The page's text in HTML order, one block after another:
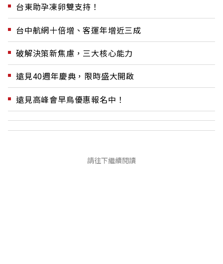
台東助孕凍卵雙支持！
台中航網十倍增、客運年增近三成
破解決策新焦慮，三大核心能力
遠見40週年慶典，限時盛大開啟
遠見高峰會早鳥優惠報名中！
請往下繼續閱讀